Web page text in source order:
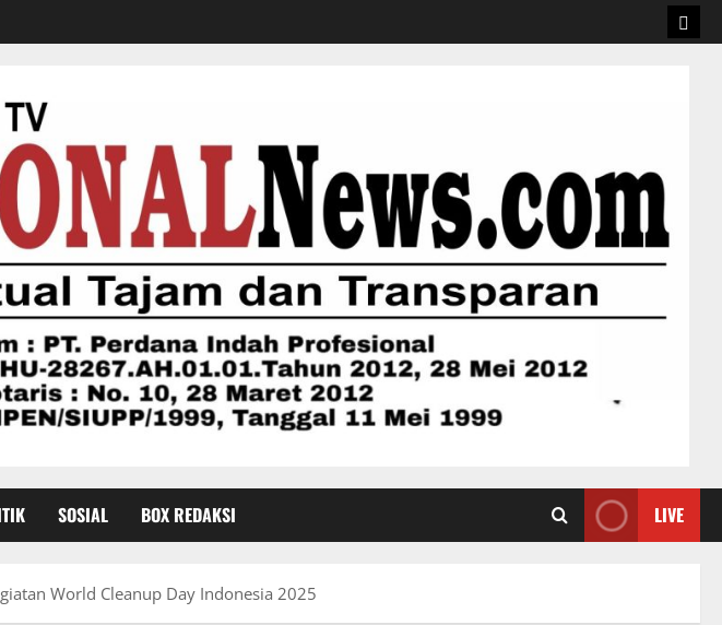
SOSIAL BOX REDAKSI LIVE
World Cleanup Day Indonesia 2025